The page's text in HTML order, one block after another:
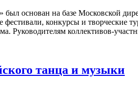
основан на базе Московской
фестивали, конкурсы и
Руководителям коллективов-
танца и музыки